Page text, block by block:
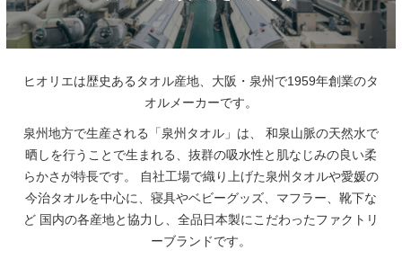
ヒオリエは歴史あるタオル産地、大阪・泉州で1959年創業のタ
オルメーカーです。
泉州地方で生産される「泉州タオル」は、
和泉山脈の天然水で
晒しを行うことで生まれる、抜群の吸水性と肌なじみの良い柔
らかさが特長です。
自社工場で織り上げた泉州タオルや愛媛の
今治タオルを中心に、寝具やベビーグッズ、マフラー、靴下な
ど 国内の各産地と協力し、全品日本製にこだわったファクトリ
ーブランドです。